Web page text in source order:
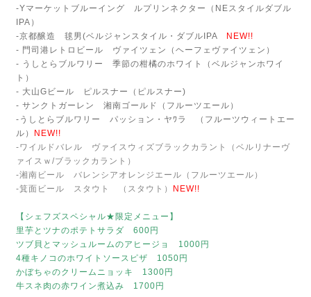
-Yマーケットブルーイング ルプリンネクター（NEスタイルダブル
IPA）
-京都醸造 毬男(ベルジャンスタイル・ダブルIPA
NEW!!
- 門司港レトロビール ヴァイツェン（ヘーフェヴァイツェン）
- うしとらブルワリー 季節の柑橘のホワイト（ベルジャンホワイ
ト）
- 大山Gビール ピルスナー（ピルスナー)
- サンクトガーレン 湘南ゴールド（フルーツエール）
-うしとらブルワリー パッション・ヤﾜラ （フルーツウィートエー
ル）
NEW!!
-ワイルドバレル ヴァイスウィズブラックカラント（ベルリナーヴ
ァイスｗ/ブラックカラント）
-湘南ビール バレンシアオレンジエール（フルーツエール）
-箕面ビール スタウト （スタウト）
NEW!!
【シェフズスペシャル★限定メニュー】
里芋とツナのポテトサラダ 600円
ツブ貝とマッシュルームのアヒージョ 1000円
4種キノコのホワイトソースピザ 1050円
かぼちゃのクリームニョッキ 1300円
牛スネ肉の赤ワイン煮込み 1700円